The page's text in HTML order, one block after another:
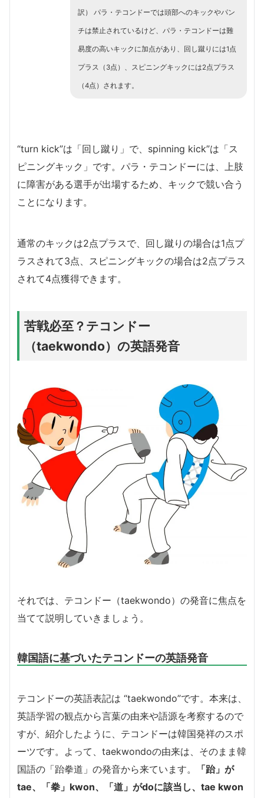
訳） パラ・テコンドーでは頭部へのキックやパン
チは禁止されているけど、パラ・テコンドーは難
易度の高いキックに加点があり、回し蹴りには1点
プラス（3点）、スピニングキックには2点プラス
（4点）されます。
“turn kick”は「回し蹴り」で、spinning kick”は「ス
ピニングキック」です。パラ・テコンドーには、上肢
に障害がある選手が出場するため、キックで競い合う
ことになります。
通常のキックは2点プラスで、回し蹴りの場合は1点プ
ラスされて3点、スピニングキックの場合は2点プラス
されて4点獲得できます。
苦戦必至？テコンドー
（taekwondo）の英語発音
それでは、テコンドー（taekwondo）の発音に焦点を
当てて説明していきましょう。
韓国語に基づいたテコンドーの英語発音
テコンドーの英語表記は “taekwondo”です。本来は、
英語学習の観点から言葉の由来や語源を考察するので
すが、紹介したように、テコンドーは韓国発祥のスポ
ーツです。よって、taekwondoの由来は、そのまま韓
国語の「跆拳道」の発音から来ています。
「跆」が
tae、「拳」kwon、「道」がdoに該当し、tae kwon